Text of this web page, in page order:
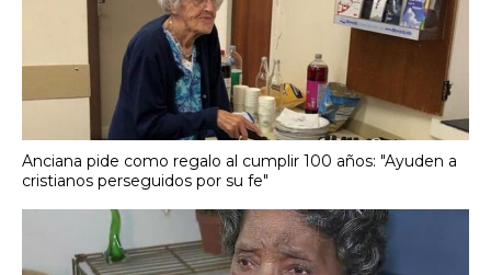
Anciana pide como regalo al cumplir 100 años: "Ayuden a
cristianos perseguidos por su fe"